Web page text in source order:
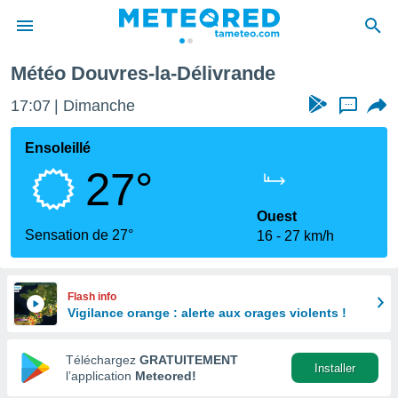
de
Météo Douvres-la-Délivrande
17:07 Dimanche ...
Ensoleillé
27°
Sensation de 27°
Ouest
16
27 km/h
Flash info
Vigilance orange : alerte aux orages violents !
Téléchargez GRATUITEMENT
l’application Meteored!
Installer